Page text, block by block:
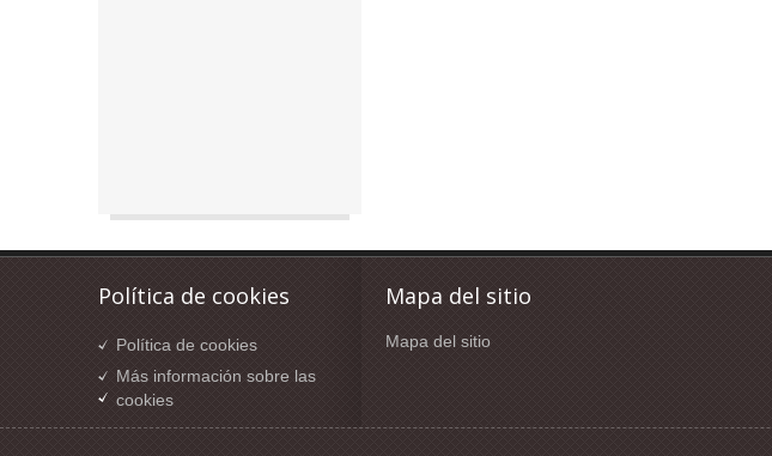
Política de cookies
Política de cookies
Más información sobre las
cookies
Mapa del sitio
Mapa del sitio